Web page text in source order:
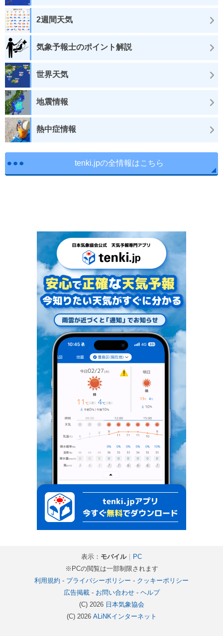
2週間天気
気象予報士のポイント解説
世界天気
地震情報
熱中症情報
tenki.jpの全情報はこちら
表示： モバイル｜ PC
※PCの閲覧は一部制限されます
利用規約 - プライバシーポリシー - クッキーポリシー
広告掲載- お問い合わせ- ヘルプ
(C) 2026 日本気象協会
(C) 2026 ALiNKインターネット